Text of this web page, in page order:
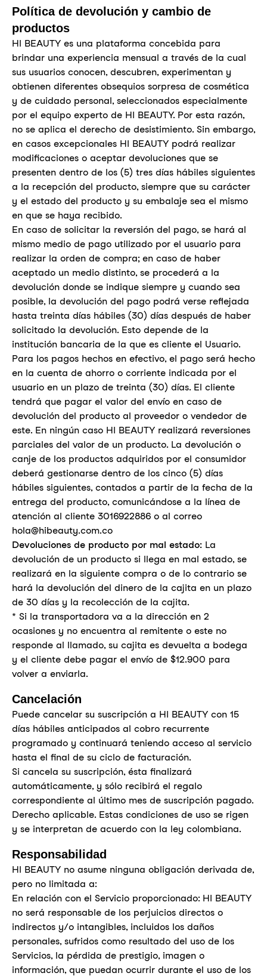
Política de devolución y cambio de
productos
HI BEAUTY es una plataforma concebida para
brindar una experiencia mensual a través de la cual
sus usuarios conocen, descubren, experimentan y
obtienen diferentes obsequios sorpresa de cosmética
y de cuidado personal, seleccionados especialmente
por el equipo experto de HI BEAUTY. Por esta razón,
no se aplica el derecho de desistimiento. Sin embargo,
en casos excepcionales HI BEAUTY podrá realizar
modificaciones o aceptar devoluciones que se
presenten dentro de los (5) tres días hábiles siguientes
a la recepción del producto, siempre que su carácter
y el estado del producto y su embalaje sea el mismo
en que se haya recibido.
En caso de solicitar la reversión del pago, se hará al
mismo medio de pago utilizado por el usuario para
realizar la orden de compra; en caso de haber
aceptado un medio distinto, se procederá a la
devolución donde se indique siempre y cuando sea
posible, la devolución del pago podrá verse reflejada
hasta treinta días hábiles (30) días después de haber
solicitado la devolución. Esto depende de la
institución bancaria de la que es cliente el Usuario.
Para los pagos hechos en efectivo, el pago será hecho
en la cuenta de ahorro o corriente indicada por el
usuario en un plazo de treinta (30) días. El cliente
tendrá que pagar el valor del envío en caso de
devolución del producto al proveedor o vendedor de
este. En ningún caso HI BEAUTY realizará reversiones
parciales del valor de un producto. La devolución o
canje de los productos adquiridos por el consumidor
deberá gestionarse dentro de los cinco (5) días
hábiles siguientes, contados a partir de la fecha de la
entrega del producto, comunicándose a la línea de
atención al cliente 3016922886 o al correo
hola@hibeauty.com.co
Devoluciones de producto por mal estado: La
devolución de un producto si llega en mal estado, se
realizará en la siguiente compra o de lo contrario se
hará la devolución del dinero de la cajita en un plazo
de 30 días y la recolección de la cajita.
* Si la transportadora va a la dirección en 2
ocasiones y no encuentra al remitente o este no
responde al llamado, su cajita es devuelta a bodega
y el cliente debe pagar el envío de $12.900 para
volver a enviarla.
Cancelación
Puede cancelar su suscripción a HI BEAUTY con 15
días hábiles anticipados al cobro recurrente
programado y continuará teniendo acceso al servicio
hasta el final de su ciclo de facturación.
Si cancela su suscripción, ésta finalizará
automáticamente, y sólo recibirá el regalo
correspondiente al último mes de suscripción pagado.
Derecho aplicable. Estas condiciones de uso se rigen
y se interpretan de acuerdo con la ley colombiana.
Responsabilidad
HI BEAUTY no asume ninguna obligación derivada de,
pero no limitada a:
En relación con el Servicio proporcionado: HI BEAUTY
no será responsable de los perjuicios directos o
indirectos y/o intangibles, incluidos los daños
personales, sufridos como resultado del uso de los
Servicios, la pérdida de prestigio, imagen o
información, que puedan ocurrir durante el uso de los